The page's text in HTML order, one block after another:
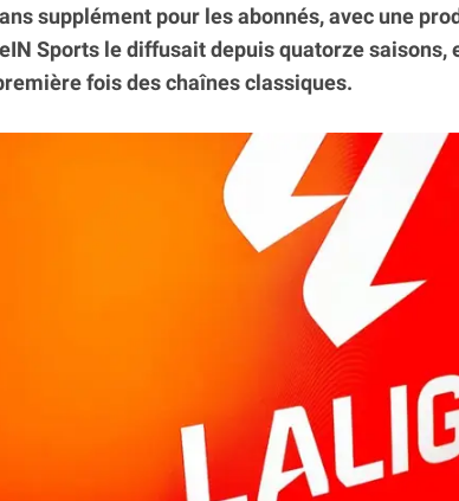
supplément pour les abonnés, avec une
Sports le diffusait depuis quatorze saisons,
fois des chaînes classiques.